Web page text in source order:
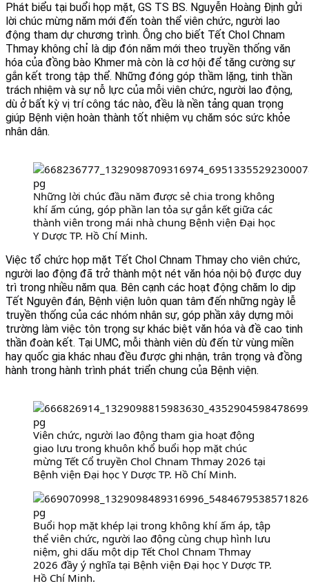
Phát biểu tại buổi họp mặt, GS TS BS. Nguyễn Hoàng Định gửi
lời chúc mừng năm mới đến toàn thể viên chức, người lao
động tham dự chương trình. Ông cho biết Tết Chol Chnam
Thmay không chỉ là dịp đón năm mới theo truyền thống văn
hóa của đồng bào Khmer mà còn là cơ hội để tăng cường sự
gắn kết trong tập thể. Những đóng góp thầm lặng, tinh thần
trách nhiệm và sự nỗ lực của mỗi viên chức, người lao động,
dù ở bất kỳ vị trí công tác nào, đều là nền tảng quan trọng
giúp Bệnh viện hoàn thành tốt nhiệm vụ chăm sóc sức khỏe
nhân dân.
Những lời chúc đầu năm được sẻ chia trong không
khí ấm cúng, góp phần lan tỏa sự gắn kết giữa các
thành viên trong mái nhà chung Bệnh viện Đại học
Y Dược TP. Hồ Chí Minh.
Việc tổ chức họp mặt Tết Chol Chnam Thmay cho viên chức,
người lao động đã trở thành một nét văn hóa nội bộ được duy
trì trong nhiều năm qua. Bên cạnh các hoạt động chăm lo dịp
Tết Nguyên đán, Bệnh viện luôn quan tâm đến những ngày lễ
truyền thống của các nhóm nhân sự, góp phần xây dựng môi
trường làm việc tôn trọng sự khác biệt văn hóa và đề cao tinh
thần đoàn kết. Tại UMC, mỗi thành viên dù đến từ vùng miền
hay quốc gia khác nhau đều được ghi nhận, trân trọng và đồng
hành trong hành trình phát triển chung của Bệnh viện.
Viên chức, người lao động tham gia hoạt động
giao lưu trong khuôn khổ buổi họp mặt chúc
mừng Tết Cổ truyền Chol Chnam Thmay 2026 tại
Bệnh viện Đại học Y Dược TP. Hồ Chí Minh.
Buổi họp mặt khép lại trong không khí ấm áp, tập
thể viên chức, người lao động cùng chụp hình lưu
niệm, ghi dấu một dịp Tết Chol Chnam Thmay
2026 đầy ý nghĩa tại Bệnh viện Đại học Y Dược TP.
Hồ Chí Minh.